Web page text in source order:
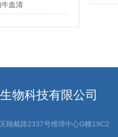
血清
物科技有限公司
顾戴路2337号维璟中心G幢19C2